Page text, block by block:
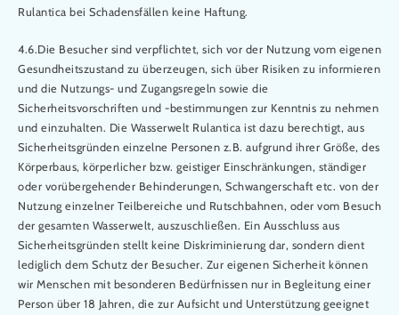
Rulantica bei Schadensfällen keine Haftung.
4.6.Die Besucher sind verpflichtet, sich vor der Nutzung vom eigenen
Gesundheitszustand zu überzeugen, sich über Risiken zu informieren
und die Nutzungs- und Zugangsregeln sowie die
Sicherheitsvorschriften und -bestimmungen zur Kenntnis zu nehmen
und einzuhalten. Die Wasserwelt Rulantica ist dazu berechtigt, aus
Sicherheitsgründen einzelne Personen z.B. aufgrund ihrer Größe, des
Körperbaus, körperlicher bzw. geistiger Einschränkungen, ständiger
oder vorübergehender Behinderungen, Schwangerschaft etc. von der
Nutzung einzelner Teilbereiche und Rutschbahnen, oder vom Besuch
der gesamten Wasserwelt, auszuschließen. Ein Ausschluss aus
Sicherheitsgründen stellt keine Diskriminierung dar, sondern dient
lediglich dem Schutz der Besucher. Zur eigenen Sicherheit können
wir Menschen mit besonderen Bedürfnissen nur in Begleitung einer
Person über 18 Jahren, die zur Aufsicht und Unterstützung geeignet